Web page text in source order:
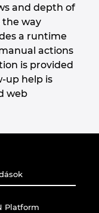
and depth of
way
a runtime
actions
is provided
up help is
web
Platform